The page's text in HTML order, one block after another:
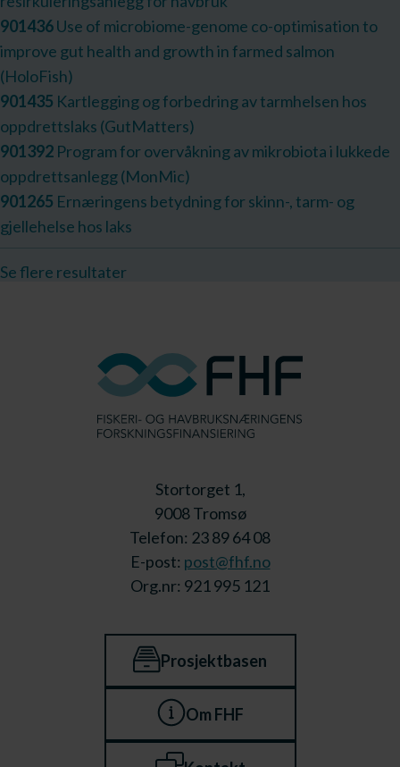
901436Use of microbiome-genome co-optimisation to
improve gut health and growth in farmed salmon
(HoloFish)
901435 Kartlegging og forbedring av tarmhelsen hos
oppdrettslaks (GutMatters)
901392 Program for overvåkning av mikrobiota i lukkede
oppdrettsanlegg (MonMic)
901265 Ernæringens betydning for skinn-, tarm- og
gjellehelse hos laks
Se flere resultater
Stortorget 1,
9008 Tromsø
Telefon: 23 89 64 08
E-post: post@fhf.no
Org.nr: 921 995 121
Prosjektbasen
Om FHF